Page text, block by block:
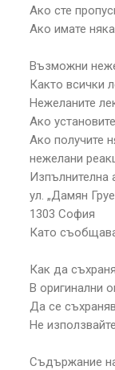
Ако сте
Ако имате
Възможни
Както всички
Нежеланите
Ако
Ако получите
нежелани
Изпълнителна
ул. „Дамян
1303 София
Като
Как да
В оригинални
Да се
Не
Съдържание